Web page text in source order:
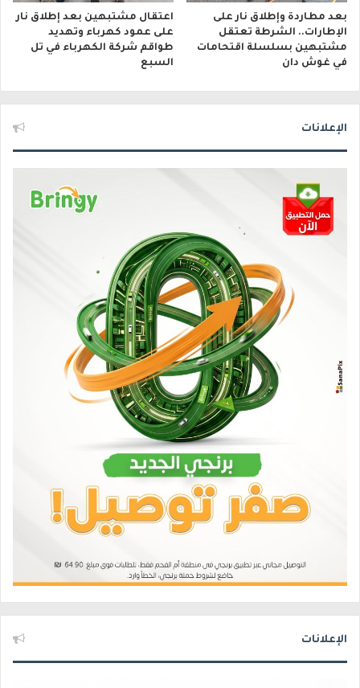
بعد مطاردة وإطلاق نار على
الإطارات.. الشرطة تعتقل
مشتبهين بسلسلة اقتحامات
في غوش دان
اعتقال مشتبهين بعد إطلاق نار
على عمود كهرباء وتهديد
طواقم شركة الكهرباء في تل
السبع
الإعلانات
الإعلانات